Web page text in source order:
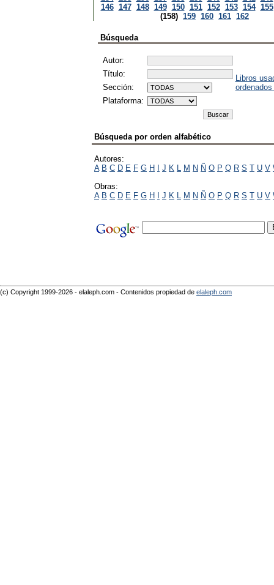
146 147 148 149 150 151 152 153 154 155
(158) 159 160 161 162
Búsqueda
Autor:
Título:
Sección:
Plataforma:
Libros
Búsqueda por orden alfabético
Autores:
A B C D E F G H I J K L M N Ñ O P Q R S T U V
Obras:
A B C D E F G H I J K L M N Ñ O P Q R S T U V
(c) Copyright 1999-2026 - elaleph.com - Contenidos propiedad de elaleph.com